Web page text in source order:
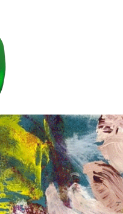
2021 2020 2019 2018